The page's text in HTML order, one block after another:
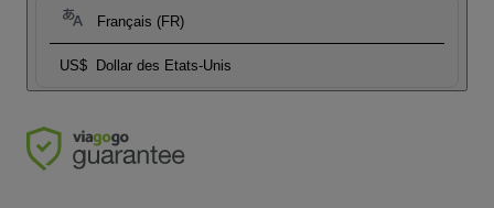
Français (FR)
US$ Dollar des Etats-Unis